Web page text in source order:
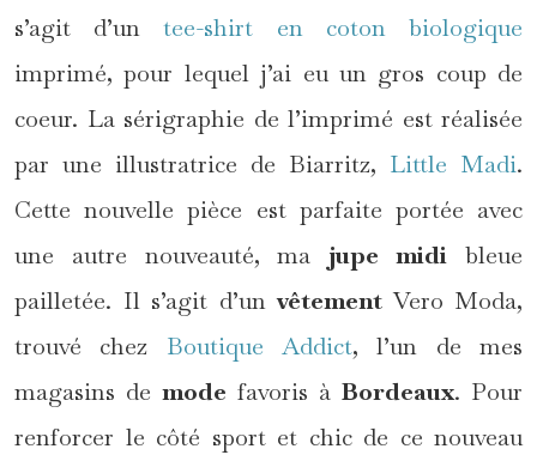
s’agit d’untee-shirt en coton biologique
imprimé, pour lequel j’ai eu un gros coup de
coeur. La sérigraphie de l’imprimé est réalisée
par une illustratrice de Biarritz, Little Madi.
Cette nouvelle pièce est parfaite portée avec
une autre nouveauté, ma jupe midi bleue
pailletée. Il s’agit d’unvêtement Vero Moda,
trouvé chez Boutique Addict, l’un de mes
magasins de mode favoris à Bordeaux. Pour
renforcer le côté sport et chic de ce nouveau